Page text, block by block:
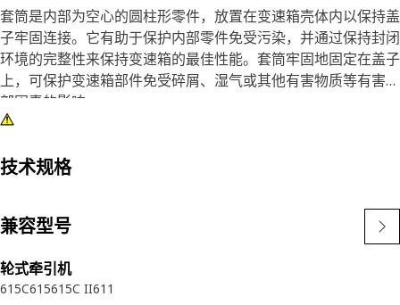
套筒是内部为空心的圆柱形零件，放置在变速箱壳体内以保持盖
子牢固连接。它有助于保护内部零件免受污染，并通过保持封闭
环境的完整性来保持变速箱的最佳性能。套筒牢固地固定在盖子
上，可保护变速箱部件免受碎屑、湿气或其他有害物质等有害外
部因素的影响。
• 确保正确贴合和平稳运行
套筒用于行星变速箱外壳盖中，以提供支撑结构并确保高效可靠
地运行。
技术规格
兼容型号
轮式牵引机
615C615615C II611